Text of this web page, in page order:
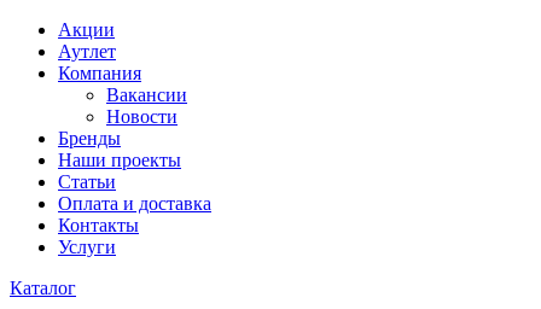
Акции
Аутлет
Компания
Вакансии
Новости
Бренды
Наши проекты
Статьи
Оплата и доставка
Контакты
Услуги
Каталог